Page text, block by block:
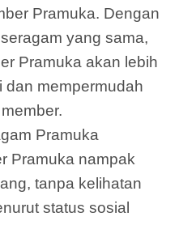
Pramuka. Dengan
yang sama,
Pramuka akan lebih
dan mempermudah
Pramuka
Pramuka nampak
tanpa kelihatan
status sosial